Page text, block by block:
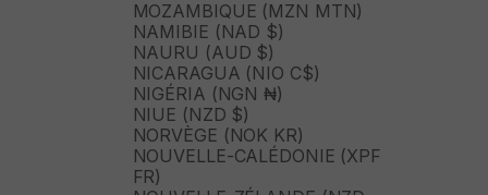
MOZAMBIQUE (MZN MTN)
NAMIBIE (NAD $)
NAURU (AUD $)
NICARAGUA (NIO C$)
NIGÉRIA (NGN ₦)
NIUE (NZD $)
NORVÈGE (NOK KR)
NOUVELLE-CALÉDONIE (XPF
FR)